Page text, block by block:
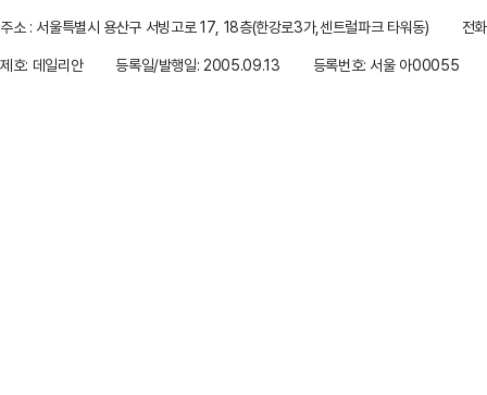
주소 : 서울특별시 용산구 서빙고로 17, 18층(한강로3가,센트럴파크 타워동)
전
제호: 데일리안
등록일/발행일: 2005.09.13 등록번호: 서울 아00055